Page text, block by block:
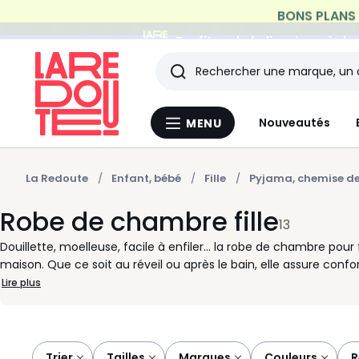
Profitez de la livraison à
Menu
MENU Nouveautés
Rechercher
Les
derniers
articles
consultés
La Redoute Enfant, bébé Fille Pyjama, chemise
Robe de chambre fille13
Douillette, moelleuse, facile à enfiler… la robe de chambre
maison. Que ce soit au réveil ou après le bain, elle assure
souvent muni d’une capuche, en fait un choix sûr pour
composants nocifs. Et parce que chaque détail compte, les
Lire plus